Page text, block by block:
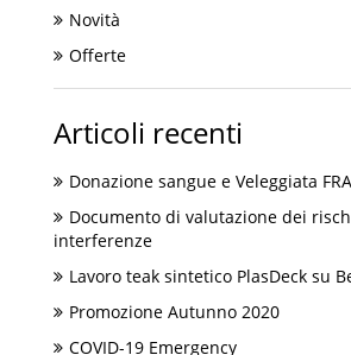
Novità
Offerte
Articoli recenti
Donazione sangue e Veleggiata
Documento di valutazione dei
interferenze
Lavoro teak sintetico PlasDeck su
Promozione Autunno 2020
COVID-19 Emergency